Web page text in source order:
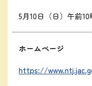
5月10日（日）午前10
ホームページ
https://